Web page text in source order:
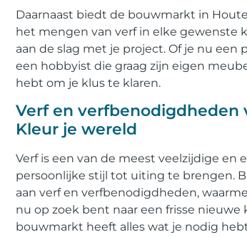
Daarnaast biedt de bouwmarkt in
het mengen van verf in elke gewenste
aan de slag met je project. Of je nu een
een hobbyist die graag zijn eigen
hebt om je klus te klaren.
Verf en
Kleur je wereld
Verf is een van de meest veelzijdige
persoonlijke stijl tot uiting te brengen.
aan verf en verfbenodigdheden,
nu op zoek bent naar een frisse
bouwmarkt heeft alles wat je nodig